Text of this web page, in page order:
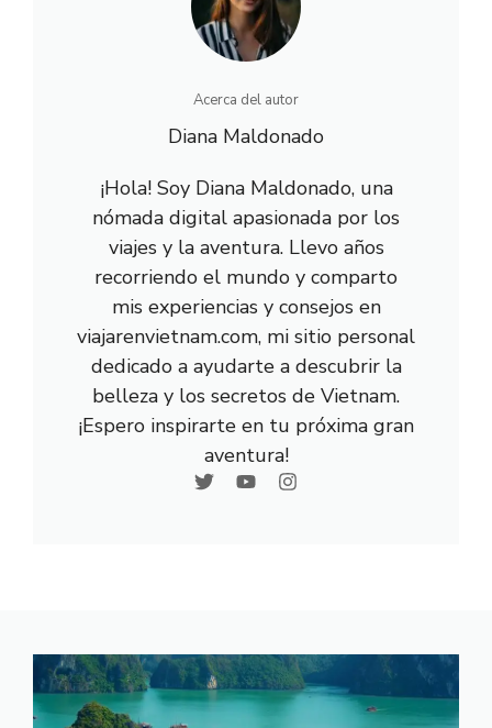
Acerca del autor
Diana Maldonado
¡Hola! Soy Diana Maldonado, una
nómada digital apasionada por los
viajes y la aventura. Llevo años
recorriendo el mundo y comparto
mis experiencias y consejos en
viajarenvietnam.com, mi sitio personal
dedicado a ayudarte a descubrir la
belleza y los secretos de Vietnam.
¡Espero inspirarte en tu próxima gran
aventura!